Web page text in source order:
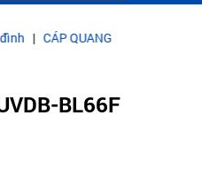
QUANG COMMSCOPE
BL66F